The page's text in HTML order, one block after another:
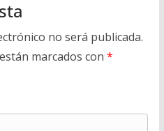
no será publicada.
marcados con *